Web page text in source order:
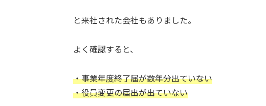
と来社された会社もありました。
よく確認すると、
・事業年度終了届が数年分出ていない
・役員変更の届出が出ていない